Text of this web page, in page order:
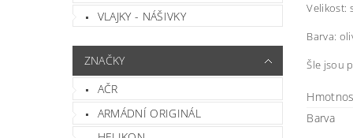
VLAJKY - NÁŠIVKY
ZNAČKY
AČR
ARMÁDNÍ ORIGINÁL
Velikost:
Barva:
Šle jsou
Barva